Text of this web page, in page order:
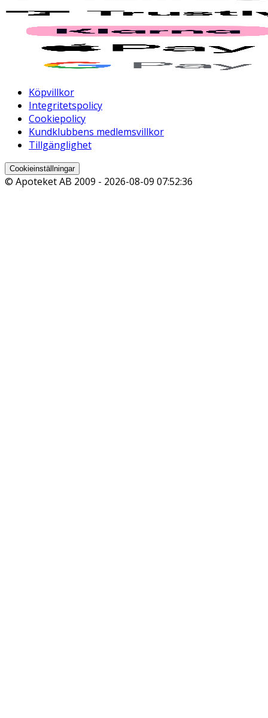
Köpvillkor
Integritetspolicy
Cookiepolicy
Kundklubbens medlemsvillkor
Tillgänglighet
Cookieinställningar
© Apoteket AB 2009 - 2026-08-09 07:52:36